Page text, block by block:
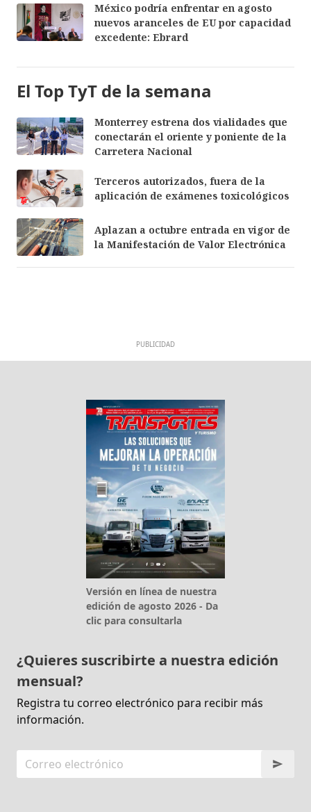
México podría enfrentar en agosto
nuevos aranceles de EU por capacidad
excedente: Ebrard
El Top TyT de la semana
Monterrey estrena dos vialidades que
conectarán el oriente y poniente de la
Carretera Nacional
Terceros autorizados, fuera de la
aplicación de exámenes toxicológicos
Aplazan a octubre entrada en vigor de
la Manifestación de Valor Electrónica
PUBLICIDAD
Versión en línea de nuestra
edición de agosto 2026 - Da
clic para consultarla
¿Quieres suscribirte a nuestra edición
mensual?
Registra tu correo electrónico para recibir más
información.